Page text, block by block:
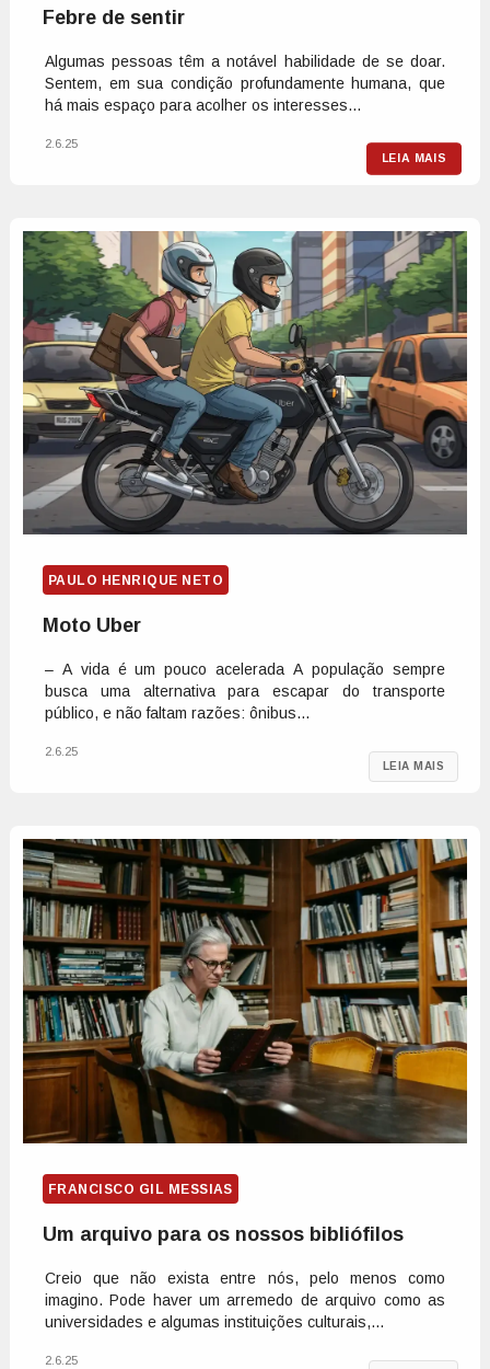
Febre de sentir
Algumas pessoas têm a notável habilidade de se doar.
Sentem, em sua condição profundamente humana, que
há mais espaço para acolher os interesses...
LEIA MAIS
2.6.25
PAULO HENRIQUE NETO
Moto Uber
– A vida é um pouco acelerada A população sempre
busca uma alternativa para escapar do transporte
público, e não faltam razões: ônibus...
LEIA MAIS
2.6.25
FRANCISCO GIL MESSIAS
Um arquivo para os nossos bibliófilos
Creio que não exista entre nós, pelo menos como
imagino. Pode haver um arremedo de arquivo como as
universidades e algumas instituições culturais,...
2.6.25